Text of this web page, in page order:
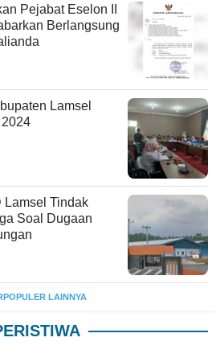
Pejabat Eselon II
Berlangsung
Lamsel
Lamsel Tindak
Soal Dugaan
LAINNYA